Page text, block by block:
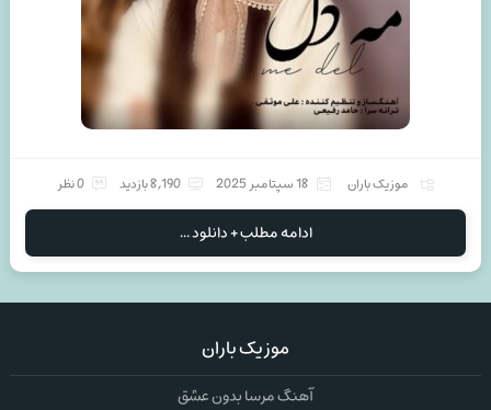
موزیک باران 18 سپتامبر 2025 8,190 بازدید 0 نظر
ادامه مطلب + دانلود ...
موزیک باران
آهنگ مرسا بدون عشق